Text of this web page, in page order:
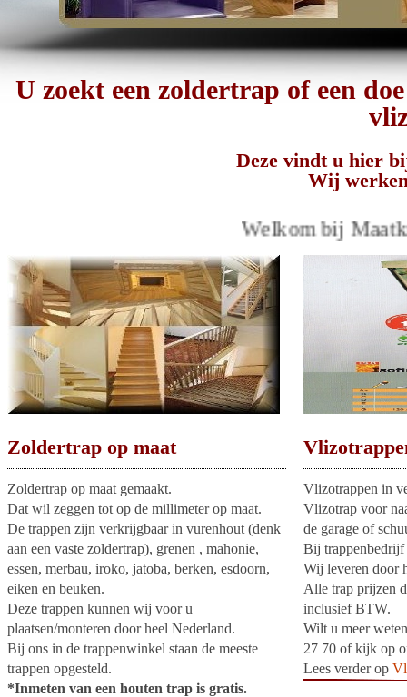
U zoekt een zoldertrap of een
Deze vindt u hier
Wij
Welkom bij
Zoldertrap op maat
Zoldertrap op maat gemaakt.
Dat wil zeggen tot op de millimeter op maat.
De trappen zijn verkrijgbaar in vurenhout (denk
aan een vaste zoldertrap), grenen , mahonie,
essen, merbau, iroko, jatoba, berken, esdoorn,
eiken en beuken.
Deze trappen kunnen wij voor u
plaatsen/monteren door heel Nederland.
Bij ons in de trappenwinkel staan de meeste
trappen opgesteld.
*Inmeten van een houten trap is gratis.
Vlizotrappen in
Vlizotrap voor
de garage of
Bij trappenbedrijf
Wij leveren door
Alle trap prijzen
inclusief BTW.
Wilt u meer
27 70 of kijk op
Lees verder op